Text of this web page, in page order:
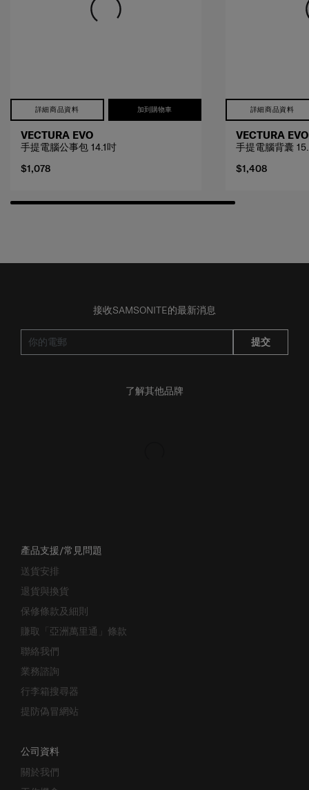
VECTURA EVO
手提電腦公事包 14.1吋
$1,078
VECTURA EVO
手提電腦背囊
$1,408
提交
送貨安排
退貨與換貨
保修條款及細則
賺取「亞洲萬里通」條款
聯絡我們
業務諮詢
行李箱搜尋器
提防偽冒網站
關於我們
工作機會